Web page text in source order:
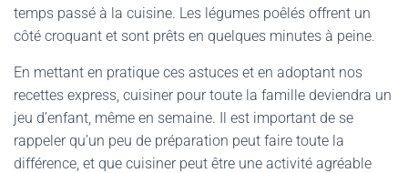
temps passé à la cuisine. Les légumes poêlés offrent un
côté croquant et sont prêts en quelques minutes à peine.
En mettant en pratique ces astuces et en adoptant nos
recettes express, cuisiner pour toute la famille deviendra un
jeu d’enfant, même en semaine. Il est important de se
rappeler qu’un peu de préparation peut faire toute la
différence, et que cuisiner peut être une activité agréable